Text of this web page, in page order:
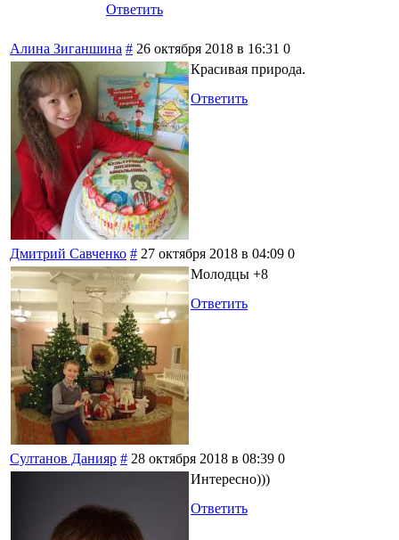
Ответить
Алина Зиганшина # 26 октября 2018 в 16:31 0
Красивая природа.
Ответить
Дмитрий Савченко # 27 октября 2018 в 04:09 0
Молодцы +8
Ответить
Султанов Данияр # 28 октября 2018 в 08:39 0
Интересно)))
Ответить